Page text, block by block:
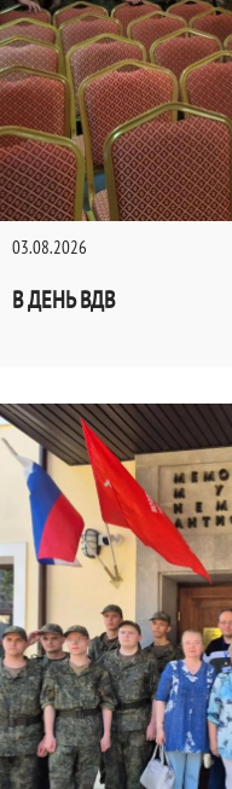
03.08.2026
В ДЕНЬ ВДВ